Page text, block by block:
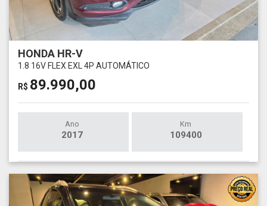
HONDA HR-V
1.8 16V FLEX EXL 4P AUTOMÁTICO
R$ 89.990,00
Ano
2017
Km
109400